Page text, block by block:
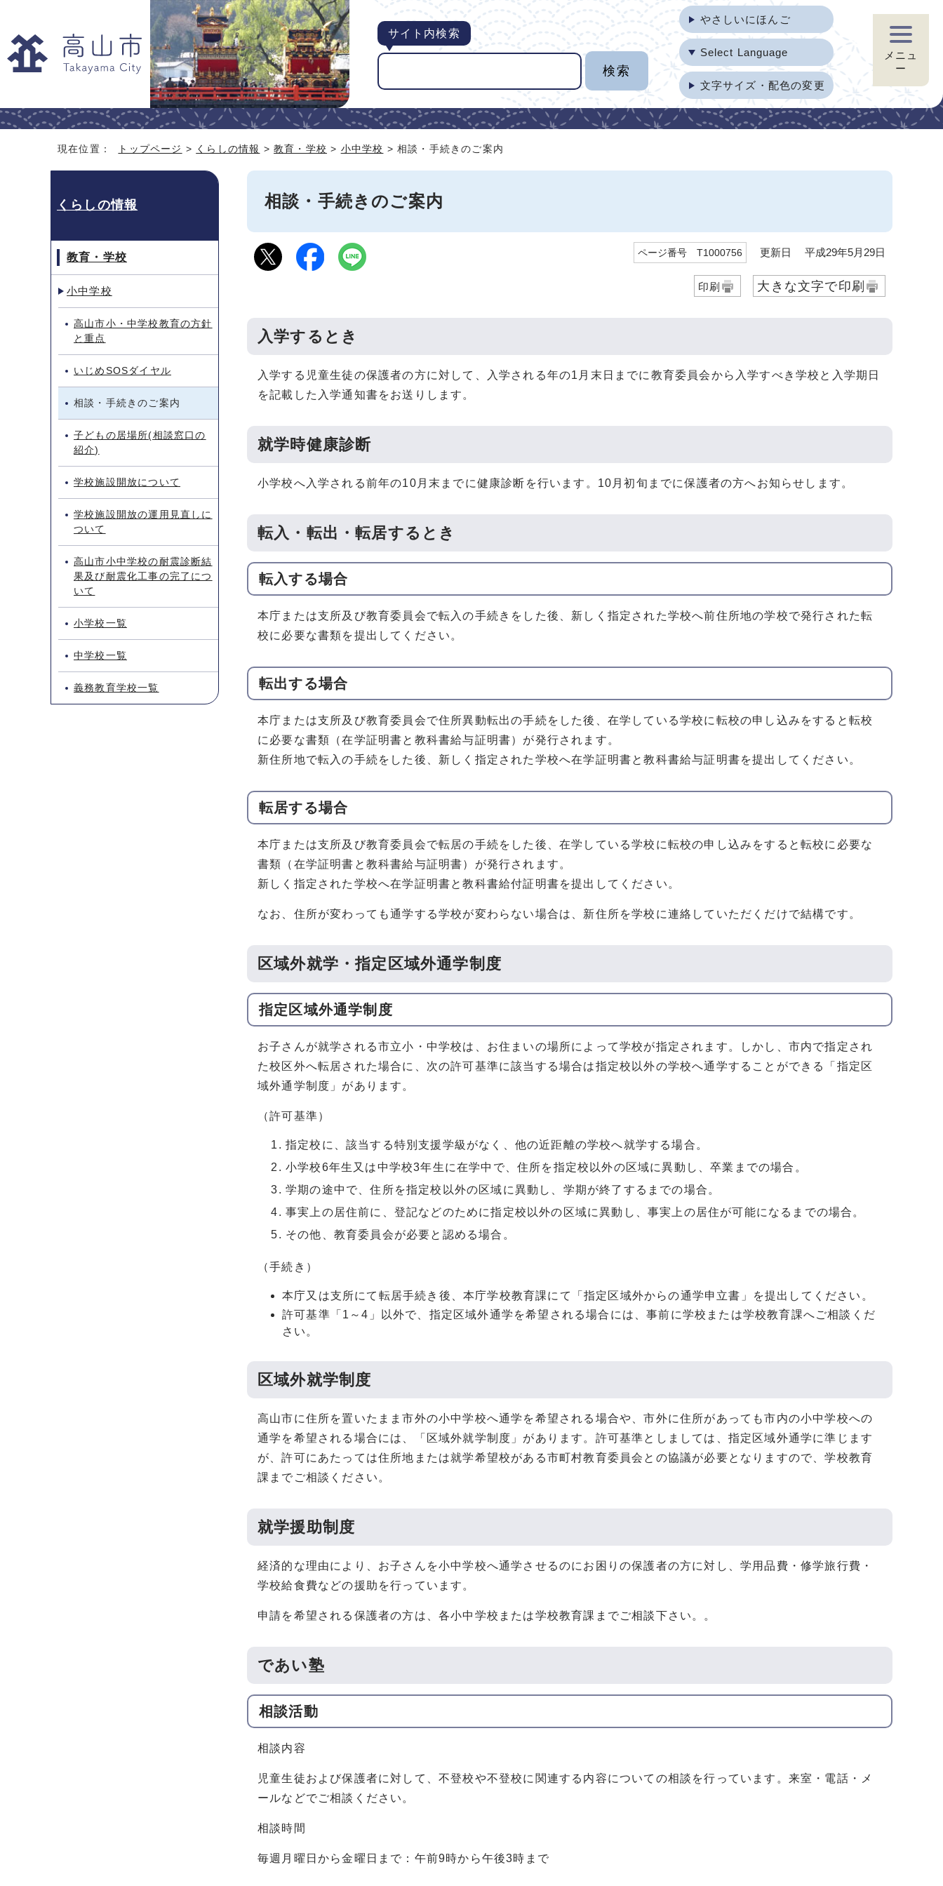
サイト内検索
やさしいにほんご
Select Language
文字サイズ・配色の変更
メニュ
ー
現在位置： トップページ > くらしの情報 >教育・学校 > 小中学校 > 相談・手続きのご案内
相談・手続きのご案内
ページ番号 T1000756 更新日 平成29年5月29日
印刷 大きな文字で印刷
入学するとき
入学する児童生徒の保護者の方に対して、入学される年の1月末日までに教育委員会から入学すべき学校と入学期日
を記載した入学通知書をお送りします。
就学時健康診断
小学校へ入学される前年の10月末までに健康診断を行います。10月初旬までに保護者の方へお知らせします。
転入・転出・転居するとき
転入する場合
本庁または支所及び教育委員会で転入の手続きをした後、新しく指定された学校へ前住所地の学校で発行された転
校に必要な書類を提出してください。
転出する場合
本庁または支所及び教育委員会で住所異動転出の手続をした後、在学している学校に転校の申し込みをすると転校
に必要な書類（在学証明書と教科書給与証明書）が発行されます。
新住所地で転入の手続をした後、新しく指定された学校へ在学証明書と教科書給与証明書を提出してください。
転居する場合
本庁または支所及び教育委員会で転居の手続をした後、在学している学校に転校の申し込みをすると転校に必要な
書類（在学証明書と教科書給与証明書）が発行されます。
新しく指定された学校へ在学証明書と教科書給付証明書を提出してください。
なお、住所が変わっても通学する学校が変わらない場合は、新住所を学校に連絡していただくだけで結構です。
区域外就学・指定区域外通学制度
指定区域外通学制度
お子さんが就学される市立小・中学校は、お住まいの場所によって学校が指定されます。しかし、市内で指定され
た校区外へ転居された場合に、次の許可基準に該当する場合は指定校以外の学校へ通学することができる「指定区
域外通学制度」があります。
（許可基準）
指定校に、該当する特別支援学級がなく、他の近距離の学校へ就学する場合。
小学校6年生又は中学校3年生に在学中で、住所を指定校以外の区域に異動し、卒業までの場合。
学期の途中で、住所を指定校以外の区域に異動し、学期が終了するまでの場合。
事実上の居住前に、登記などのために指定校以外の区域に異動し、事実上の居住が可能になるまでの場合。
その他、教育委員会が必要と認める場合。
（手続き）
本庁又は支所にて転居手続き後、本庁学校教育課にて「指定区域外からの通学申立書」を提出してください。
許可基準「1～4」以外で、指定区域外通学を希望される場合には、事前に学校または学校教育課へご相談くだ
さい。
区域外就学制度
高山市に住所を置いたまま市外の小中学校へ通学を希望される場合や、市外に住所があっても市内の小中学校への
通学を希望される場合には、「区域外就学制度」があります。許可基準としましては、指定区域外通学に準じます
が、許可にあたっては住所地または就学希望校がある市町村教育委員会との協議が必要となりますので、学校教育
課までご相談ください。
就学援助制度
経済的な理由により、お子さんを小中学校へ通学させるのにお困りの保護者の方に対し、学用品費・修学旅行費・
学校給食費などの援助を行っています。
申請を希望される保護者の方は、各小中学校または学校教育課までご相談下さい。。
であい塾
相談活動
相談内容
児童生徒および保護者に対して、不登校や不登校に関連する内容についての相談を行っています。来室・電話・メ
ールなどでご相談ください。
相談時間
毎週月曜日から金曜日まで：午前9時から午後3時まで
くらしの情報
教育・学校
小中学校
高山市小・中学校教育の方針
と重点
いじめSOSダイヤル
相談・手続きのご案内
子どもの居場所(相談窓口の
紹介)
学校施設開放について
学校施設開放の運用見直しに
ついて
高山市小中学校の耐震診断結
果及び耐震化工事の完了につ
いて
小学校一覧
中学校一覧
義務教育学校一覧